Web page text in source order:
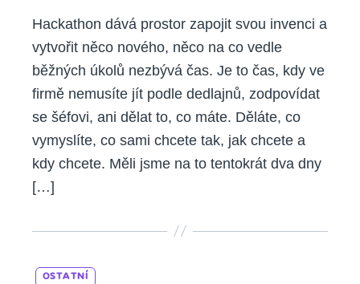
Hackathon dává prostor zapojit svou invenci a
vytvořit něco nového, něco na co vedle
běžných úkolů nezbývá čas. Je to čas, kdy ve
firmě nemusíte jít podle dedlajnů, zodpovídat
se šéfovi, ani dělat to, co máte. Děláte, co
vymyslíte, co sami chcete tak, jak chcete a
kdy chcete. Měli jsme na to tentokrát dva dny
[…]
OSTATNÍ